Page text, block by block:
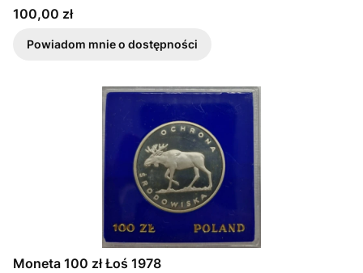
Cena
100,00 zł
Powiadom mnie o dostępności
Moneta 100 zł Łoś 1978